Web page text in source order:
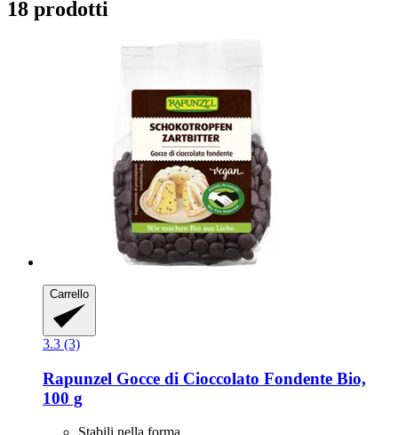
18 prodotti
Carrello
3.3 (3)
Rapunzel Gocce di Cioccolato Fondente Bio,
100 g